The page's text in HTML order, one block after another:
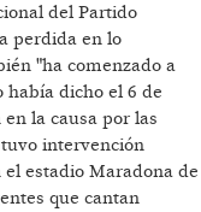
del Partido
perdida en lo
"ha comenzado a
dicho el 6 de
la causa por las
intervención
estadio Maradona de
que cantan